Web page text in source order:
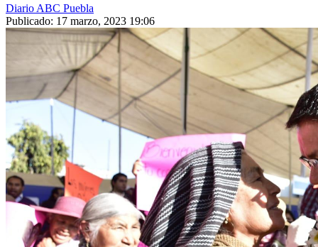
Diario ABC Puebla
Publicado: 17 marzo, 2023 19:06